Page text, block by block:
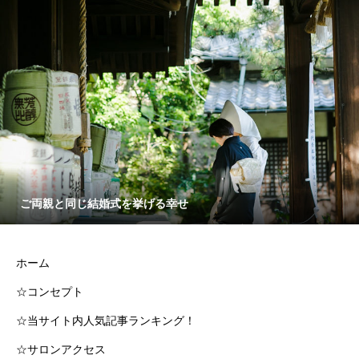
ご両親と同じ結婚式を挙げる幸せ
ホーム
☆コンセプト
☆当サイト内人気記事ランキング！
☆サロンアクセス